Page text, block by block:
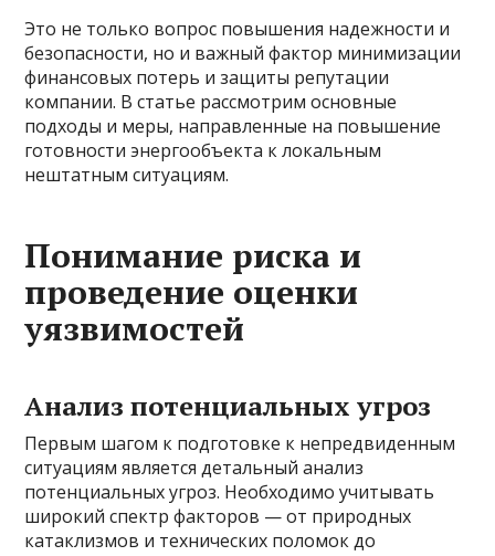
Это не только вопрос повышения надежности и
безопасности, но и важный фактор минимизации
финансовых потерь и защиты репутации
компании. В статье рассмотрим основные
подходы и меры, направленные на повышение
готовности энергообъекта к локальным
нештатным ситуациям.
Понимание риска и
проведение оценки
уязвимостей
Анализ потенциальных угроз
Первым шагом к подготовке к непредвиденным
ситуациям является детальный анализ
потенциальных угроз. Необходимо учитывать
широкий спектр факторов — от природных
катаклизмов и технических поломок до